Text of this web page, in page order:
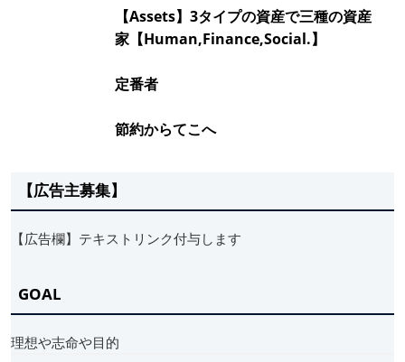
【Assets】3タイプの資産で三種の資産
家【Human,Finance,Social.】
定番者
節約からてこへ
【広告主募集】
【広告欄】テキストリンク付与します
GOAL
理想や志命や目的